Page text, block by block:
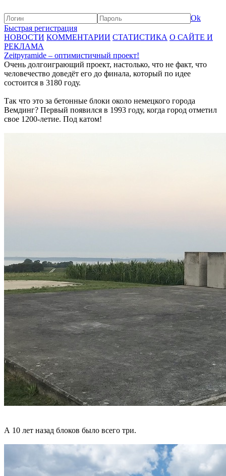
Ok
Быстрая регистрация
НОВОСТИ КОММЕНТАРИИ СТАТИСТИКА О САЙТЕ И
РЕКЛАМА
Zeitpyramide – оптимистичный проект!
Очень долгоиграющий проект, настолько, что не факт, что
человечество доведёт его до финала, который по идее
состоится в 3180 году.
Так что это за бетонные блоки около немецкого города
Вемдинг? Первый появился в 1993 году, когда город отметил
свое 1200-летие. Под катом!
А 10 лет назад блоков было всего три.